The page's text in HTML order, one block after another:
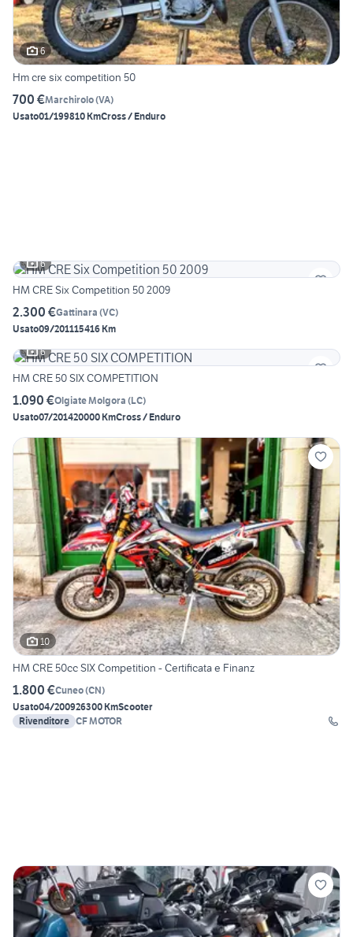
6
Hm cre six competition 50
700 €Marchirolo(VA)
Usato01/199810 KmCross / Enduro
6
HM CRE Six Competition 50 2009
2.300 €Gattinara (VC)
Usato09/201115416 Km
6
HM CRE 50 SIX COMPETITION
1.090 €Olgiate Molgora (LC)
Usato07/201420000 KmCross / Enduro
10
HM CRE 50cc SIX Competition - Certificata e Finanz
1.800 €Cuneo(CN)
Usato04/200926300 KmScooter
Rivenditore CF MOTOR